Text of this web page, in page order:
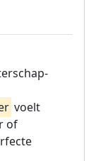
voelt
of